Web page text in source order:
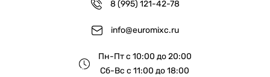
8 (995) 121-42-78
info@euromixc.ru
Пн-Пт с 10:00 до 20:00
Сб-Вс с 11:00 до 18:00